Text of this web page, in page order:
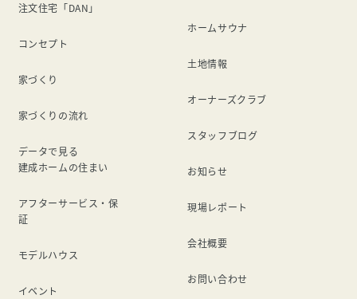
注文住宅「DAN」
コンセプト
家づくり
家づくりの流れ
データで見る
建成ホームの住まい
アフターサービス・保
証
モデルハウス
イベント
ホームサウナ
土地情報
オーナーズクラブ
スタッフブログ
お知らせ
現場レポート
会社概要
お問い合わせ